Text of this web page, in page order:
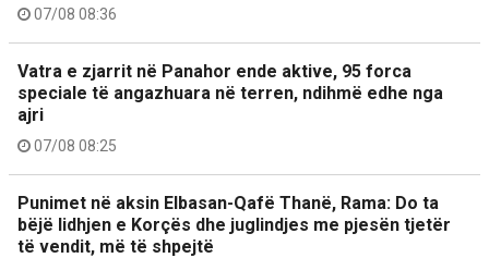
07/08 08:36
Vatra e zjarrit në Panahor ende aktive, 95 forca
speciale të angazhuara në terren, ndihmë edhe nga
ajri
07/08 08:25
Punimet në aksin Elbasan-Qafë Thanë, Rama: Do ta
bëjë lidhjen e Korçës dhe juglindjes me pjesën tjetër
të vendit, më të shpejtë